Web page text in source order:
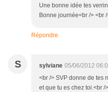
Une bonne idée tes
Bonne journée<br /> <br
Répondre
S sylviane 05/06/2012
<br /> SVP donne de tes
et que tu es chez toi.<br /